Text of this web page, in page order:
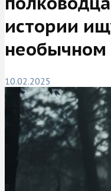
истории
необычном
10.02.2025